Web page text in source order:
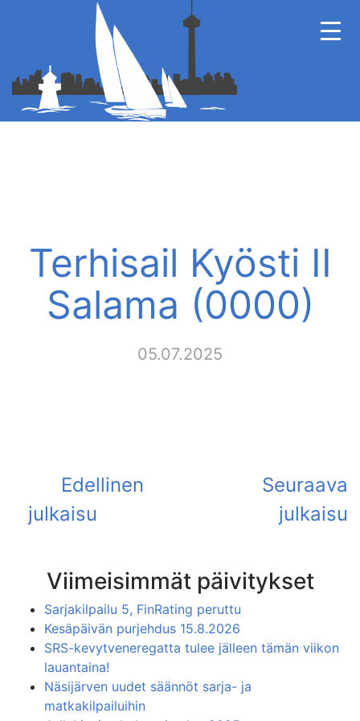
Terhisail Kyösti II
Salama (0000)
05.07.2025
Viimeisimmät päivitykset
Sarjakilpailu 5, FinRating peruttu
Kesäpäivän purjehdus 15.8.2026
SRS-kevytveneregatta tulee jälleen tämän viikon
lauantaina!
Näsijärven uudet säännöt sarja- ja
matkakilpailuihin